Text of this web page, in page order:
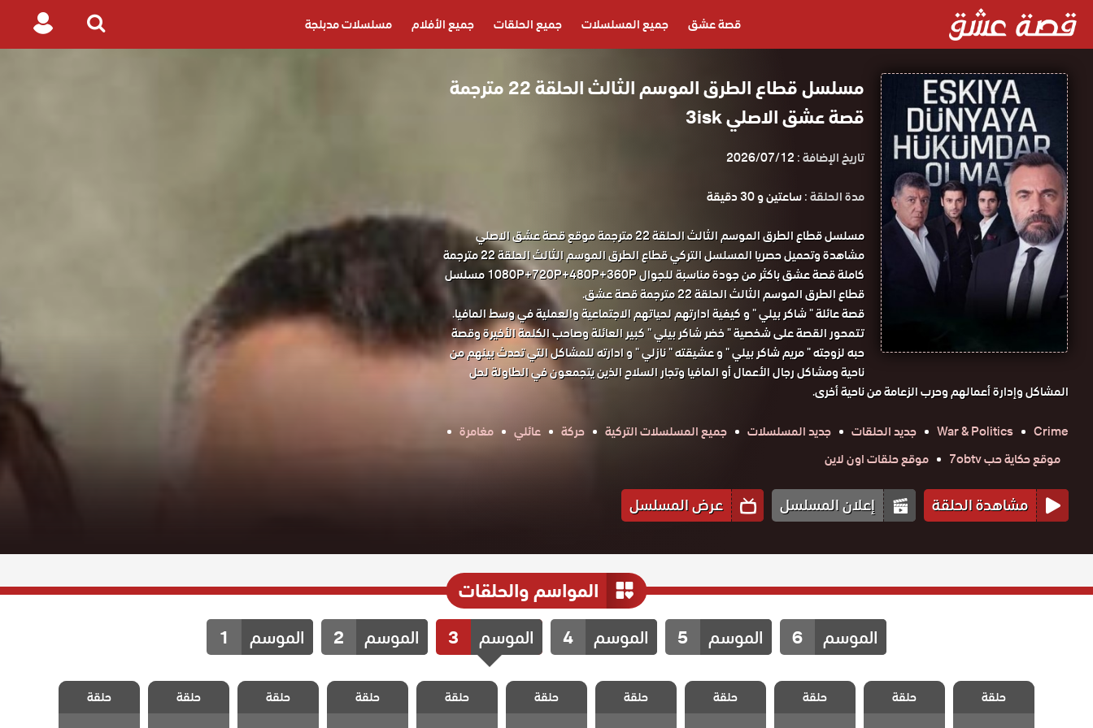
قصة عشق جميع المسلسلات جميع الحلقات جميع الأفلام مسلسلات مدبلجة
Search
Login
مسلسل قطاع الطرق الموسم الثالث الحلقة 22 مترجمة
قصة عشق الاصلي 3isk
تاريخ الإضافة :2026/07/12
مدة الحلقة :ساعتين و 30 دقيقة
مسلسل قطاع الطرق الموسم الثالث الحلقة 22 مترجمة موقع قصة عشق الاصلي
مشاهدة وتحميل حصريا المسلسل التركي قطاع الطرق الموسم الثالث الحلقة 22 مترجمة
كاملة قصة عشق باكثر من جودة مناسبة للجوال 1080P+720P+480P+360P مسلسل
قطاع الطرق الموسم الثالث الحلقة 22 مترجمة قصة عشق.
قصة عائلة " شاكر بيلي " و كيفية ادارتهم لحياتهم الاجتماعية والعملية في وسط المافيا.
تتمحور القصة على شخصية " خضر شاكر بيلي " كبير العائلة وصاحب الكلمة الأخيرة وقصة
حبه لزوجته " مريم شاكر بيلي " و عشيقته " نازلي " و ادارته للمشاكل التي تحدث بينهم من
ناحية ومشاكل رجال الأعمال أو المافيا وتجار السلاح الذين يتجمعون في الطاولة لحل
المشاكل وإدارة أعمالهم وحرب الزعامة من ناحية أخرى.
Crime
War & Politics جديد الحلقات جديد المسلسلات جميع المسلسلات التركية حركة عائلي
مغامرة
موقع حكاية حب 7obtv
موقع حلقات اون لاين
مشاهدة الحلقة إعلان المسلسل عرض المسلسل
المواسم والحلقات
الموسم 6 الموسم 5 الموسم 4 الموسم 3 الموسم 2 الموسم 1
الطرق الموسم
الثالث الحلقة
حلقة
الطرق الموسم
الثالث الحلقة
حلقة
الطرق الموسم
الثالث الحلقة
حلقة
الطرق الموسم
الثالث الحلقة
حلقة
الطرق الموسم
الثالث الحلقة
حلقة
الطرق الموسم
الثالث الحلقة
حلقة
مسلسل قطاع
الطرق الموسم
الثالث الحلقة
حلقة
الطرق الموسم
الثالث الحلقة
حلقة
الطرق الموسم
الثالث الحلقة
حلقة
الطرق الموسم
الثالث الحلقة
حلقة
الطرق الموسم
الثالث الحلقة
حلقة